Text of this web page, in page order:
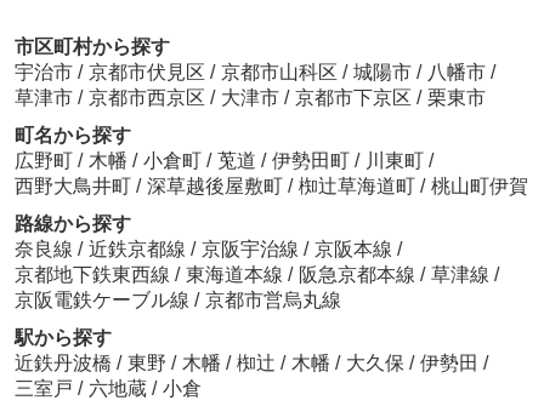
市区町村から探す
宇治市 / 京都市伏見区 / 京都市山科区 / 城陽市 / 八幡市 /
草津市 / 京都市西京区 / 大津市 / 京都市下京区 / 栗東市
町名から探す
広野町 / 木幡 / 小倉町 / 莵道 / 伊勢田町 / 川東町 /
西野大鳥井町 / 深草越後屋敷町 / 椥辻草海道町 / 桃山町伊賀
路線から探す
奈良線 / 近鉄京都線 / 京阪宇治線 / 京阪本線 /
京都地下鉄東西線 / 東海道本線 / 阪急京都本線 / 草津線 /
京阪電鉄ケーブル線 / 京都市営烏丸線
駅から探す
近鉄丹波橋 / 東野 / 木幡 / 椥辻 / 木幡 / 大久保 / 伊勢田 /
三室戸 / 六地蔵 / 小倉